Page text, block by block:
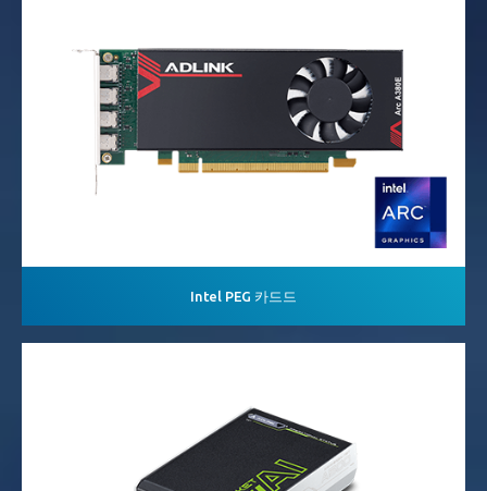
Intel PEG 카드드